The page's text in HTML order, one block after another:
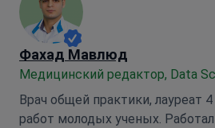
Фахад Мавлюд
Медицинский редактор, Data
Врач общей практики, лауреат
работ молодых ученых.